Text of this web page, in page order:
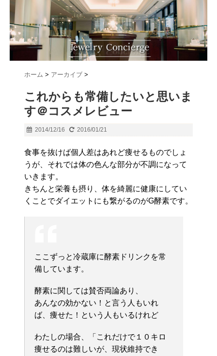
ホーム > アーカイブ >
これからも常備したいと思いま
す＠コスメレビュー
2014/12/16 2016/01/21
食事を抜けば個人差はあれど痩せるものでしょ
うが、それでは体の色んな部分が不調になって
いきます。
きちんと栄養も摂り、体を綺麗に健康にしてい
くことでダイエットにも繋がるのがG酵素です。
ここずっと冷蔵庫に酵素ドリンクを常
備しています。
酵素に関しては賛否両論あり、
あんなの効かない！と言う人もいれ
ば、痩せた！という人もいるけれど
わたしの場合、「これだけで１０キロ
痩せるのは難しいが、現状維持でき